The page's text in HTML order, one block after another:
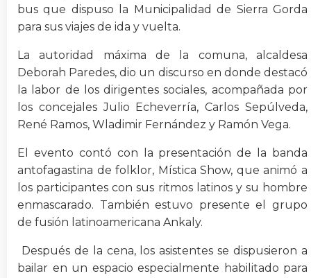
bus que dispuso la Municipalidad de Sierra Gorda
para sus viajes de ida y vuelta.
La autoridad máxima de la comuna, alcaldesa
Deborah Paredes, dio un discurso en donde destacó
la labor de los dirigentes sociales, acompañada por
los concejales Julio Echeverría, Carlos Sepúlveda,
René Ramos, Wladimir Fernández y Ramón Vega.
El evento contó con la presentación de la banda
antofagastina de folklor, Mística Show, que animó a
los participantes con sus ritmos latinos y su hombre
enmascarado. También estuvo presente el grupo
de fusión latinoamericana Ankaly.
Después de la cena, los asistentes se dispusieron a
bailar en un espacio especialmente habilitado para